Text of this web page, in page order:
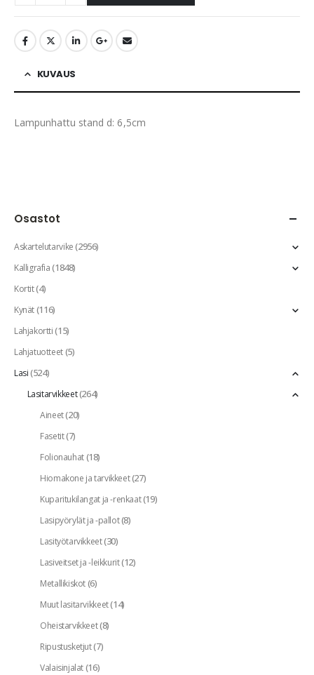
KUVAUS
Lampunhattu stand d: 6,5cm
Osastot
Askartelutarvike(2956)
Kalligrafia(1848)
Kortit(4)
Kynät(116)
Lahjakortti(15)
Lahjatuotteet(5)
Lasi(524)
Lasitarvikkeet(264)
Aineet(20)
Fasetit(7)
Folionauhat(18)
Hiomakone ja tarvikkeet(27)
Kuparitukilangat ja -renkaat(19)
Lasipyörylät ja -pallot(8)
Lasityötarvikkeet(30)
Lasiveitset ja -leikkurit(12)
Metallikiskot(6)
Muut lasitarvikkeet(14)
Oheistarvikkeet(8)
Ripustusketjut(7)
Valaisinjalat(16)